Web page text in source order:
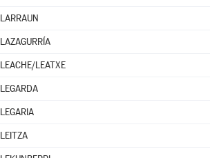
LARRAUN
LAZAGURRÍA
LEACHE/LEATXE
LEGARDA
LEGARIA
LEITZA